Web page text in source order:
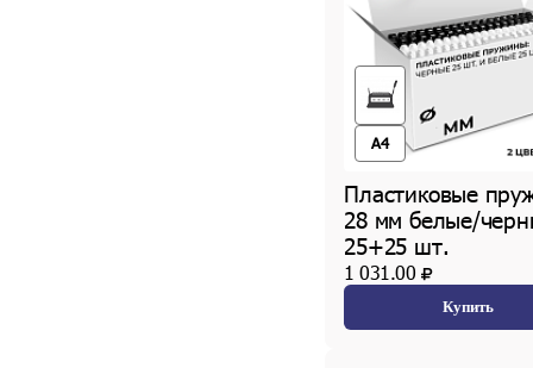
A4
Пластиковые
28 мм белые/
25+25 шт.
1 031.00
Купить